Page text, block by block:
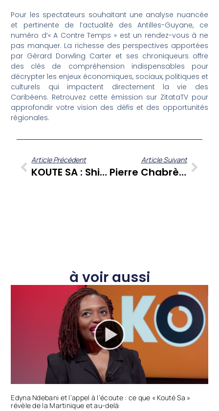
Pour les spectateurs souhaitant une analyse nuancée
et pertinente de l’actualité des Antilles-Guyane, ce
numéro d’« A Contre Temps » est un rendez-vous à ne
pas manquer. La richesse des perspectives apportées
par Gérard Dorwling Carter et ses chroniqueurs offre
des clés de compréhension indispensables pour
décrypter les enjeux économiques, sociaux, politiques et
culturels qui impactent directement la vie des
Caribéens. Retrouvez cette émission sur ZitataTV pour
approfondir votre vision des défis et des opportunités
régionales.
Article Précédent
KOUTE SA : Shirley Billot De Kadalys Et La Bana Canne, Une Innovation Martiniquaise Des Rhums Clément
Article Suivant
Pierre Chabrèle : L’artiste Martiniquais Entre Ancrage Et Exploration Musicale
à voir aussi
Edyna Ndebani et l’appel à l’écoute : ce que « Kouté Sa »
révèle de la Martinique et au-delà